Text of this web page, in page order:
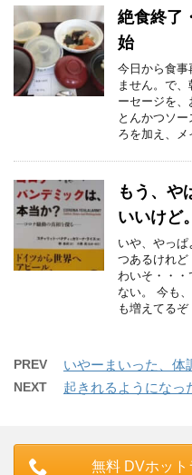
絶食終了
始
今日から食事
ません。で
ーセージを
とんかつソ
ろを加え、メ
もう、や
いいけど。
いや、やっ
つあるけれど
わいそ・・・
ない。 今も
も増えてるぞ
PREV いやーまいった、体
NEXT 起きれるようになっ
無料 DVホッ